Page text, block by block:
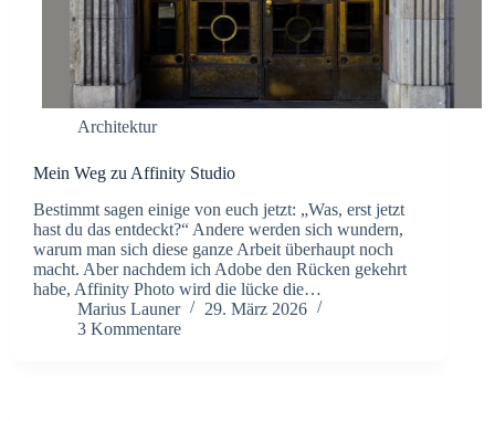
Architektur
Mein Weg zu Affinity Studio
Bestimmt sagen einige von euch jetzt: „Was, erst jetzt
hast du das entdeckt?“ Andere werden sich wundern,
warum man sich diese ganze Arbeit überhaupt noch
macht. Aber nachdem ich Adobe den Rücken gekehrt
habe, Affinity Photo wird die lücke die…
Marius Launer
29. März 2026
3 Kommentare